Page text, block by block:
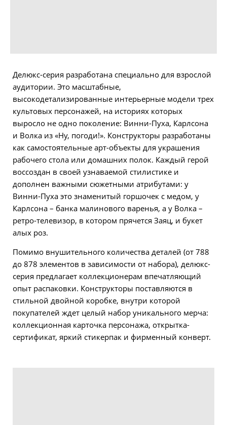
Делюкс-серия разработана специально для взрослой
аудитории. Это масштабные,
высокодетализированные интерьерные модели трех
культовых персонажей, на историях которых
выросло не одно поколение: Винни-Пуха, Карлсона
и Волка из «Ну, погоди!». Конструкторы разработаны
как самостоятельные арт-объекты для украшения
рабочего стола или домашних полок. Каждый герой
воссоздан в своей узнаваемой стилистике и
дополнен важными сюжетными атрибутами: у
Винни-Пуха это знаменитый горшочек с медом, у
Карлсона – банка малинового варенья, а у Волка –
ретро-телевизор, в котором прячется Заяц, и букет
алых роз.
Помимо внушительного количества деталей (от 788
до 878 элементов в зависимости от набора), делюкс-
серия предлагает коллекционерам впечатляющий
опыт распаковки. Конструкторы поставляются в
стильной двойной коробке, внутри которой
покупателей ждет целый набор уникального мерча:
коллекционная карточка персонажа, открытка-
сертификат, яркий стикерпак и фирменный конверт.